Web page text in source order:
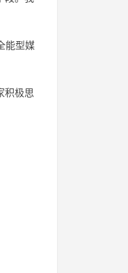
能型媒
积极思